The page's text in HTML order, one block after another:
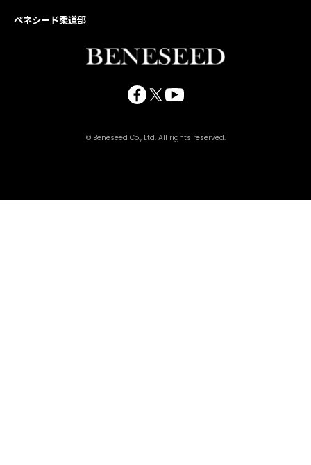
ベネシード柔道部
© Beneseed Co., Ltd. All rights reserved.